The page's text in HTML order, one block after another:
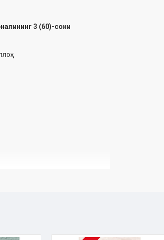
3 (60)-сони
ишлари бўйича қўмитанинг